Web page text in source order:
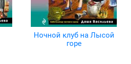
Ночной клуб на Лысой
горе